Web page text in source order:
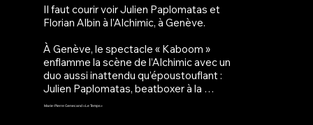
Il faut courir voir Julien Paplomatas et
Florian Albin à l’Alchimic, à Genève.
À Genève, le spectacle « Kaboom »
enflamme la scène de l’Alchimic avec un
duo aussi inattendu qu’époustouflant :
Julien Paplomatas, beatboxer à la
bouche prodigieuse, et Florian Albin,
Marie-Pierre Genecand «Le Temps»